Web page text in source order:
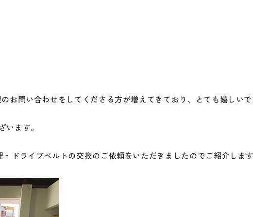
お問い合わせをしてくださる方が増えてきており、とても嬉しいで
ます。
ドライブベルトの交換のご依頼をいただきましたのでご紹介します